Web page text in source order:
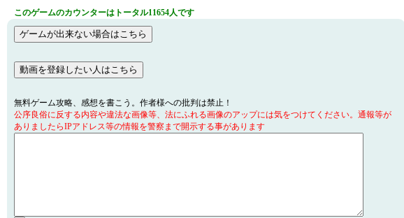
このゲームのカウンターはトータル11654人です
無料ゲーム攻略、感想を書こう。作者様への批判は禁止！
公序良俗に反する内容や違法な画像等、法にふれる画像のアップには気をつけてください。通報等が
ありましたらIPアドレス等の情報を警察まで開示する事があります